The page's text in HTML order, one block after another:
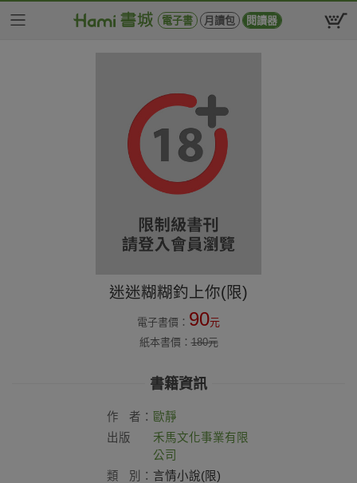
電子書 月讀包 閱讀器
迷迷糊糊釣上你(限)
電子書價： 90元
紙本書價：180元
書籍資訊
作 者： 歐靜
出版
禾馬文化事業有限
公司
類
別： 言情小說(限)